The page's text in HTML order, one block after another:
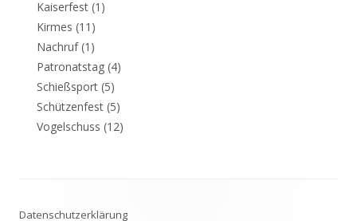
Kaiserfest (1)
Kirmes (11)
Nachruf(1)
Patronatstag (4)
Schießsport (5)
Schützenfest (5)
Vogelschuss (12)
Datenschutzerklärung